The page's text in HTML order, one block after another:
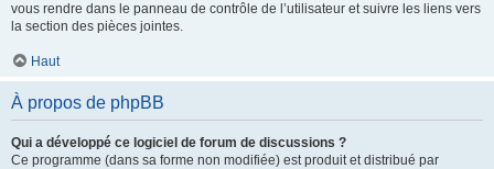
vous rendre dans le panneau de contrôle de l’utilisateur et suivre les liens vers
la section des pièces jointes.
Haut
À propos de phpBB
Qui a développé ce logiciel de forum de discussions ?
Ce programme (dans sa forme non modifiée) est produit et distribué par